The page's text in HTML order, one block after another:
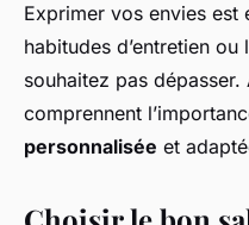
Exprimer vos envies est
habitudes d’entretien
souhaitez pas
comprennent
personnalisée et